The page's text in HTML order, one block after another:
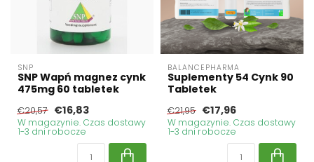
SNP
SNP Wapń magnez cynk
475mg 60 tabletek
€20,57 €16,83
W magazynie. Czas dostawy
1-3 dni robocze
BALANCEPHARMA
Suplementy 54 Cynk 90
Tabletek
€21,95 €17,96
W magazynie. Czas dostawy
1-3 dni robocze